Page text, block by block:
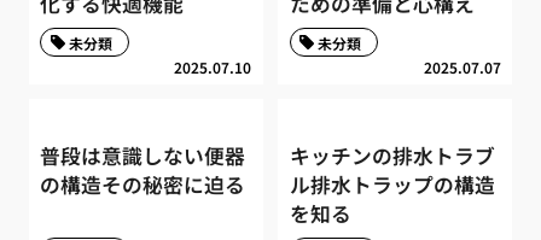
2025.07.10
未分類
2025.07.07
未分類
普段は意識しない便器
の構造その秘密に迫る
キッチンの排水トラブ
ル排水トラップの構造
を知る